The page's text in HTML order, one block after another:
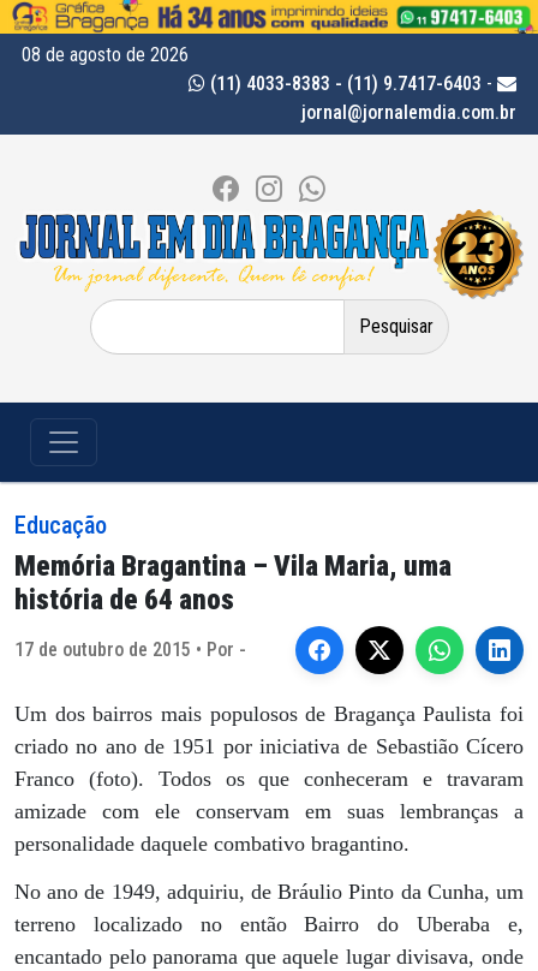
08 de agosto de 2026
(11) 4033-8383 - (11) 9.7417-6403 -
jornal@jornalemdia.com.br
Pesquisar
por:
Educação
Memória Bragantina – Vila Maria, uma
história de 64 anos
17 de outubro de 2015 • Por -
Um dos bairros mais populosos de Bragança Paulista foi
criado no ano de 1951 por iniciativa de Sebastião Cícero
Franco (foto). Todos os que conheceram e travaram
amizade com ele conservam em suas lembranças a
personalidade daquele combativo bragantino.
No ano de 1949, adquiriu, de Bráulio Pinto da Cunha, um
terreno localizado no então Bairro do Uberaba e,
encantado pelo panorama que aquele lugar divisava, onde